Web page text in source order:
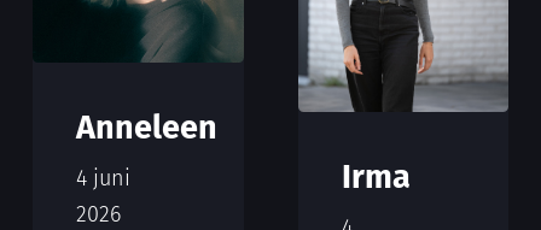
Anneleen
4 juni
2026
Irma